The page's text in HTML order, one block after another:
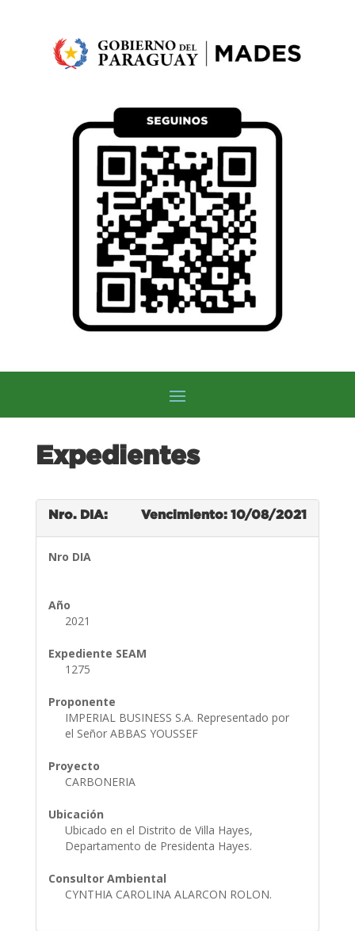
Expedientes
Nro. DIA: Vencimiento: 10/08/2021
Nro DIA
Año
2021
Expediente SEAM
1275
Proponente
IMPERIAL BUSINESS S.A. Representado por
el Señor ABBAS YOUSSEF
Proyecto
CARBONERIA
Ubicación
Ubicado en el Distrito de Villa Hayes,
Departamento de Presidenta Hayes.
Consultor Ambiental
CYNTHIA CAROLINA ALARCON ROLON.